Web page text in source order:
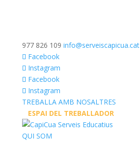
977 826 109 info@serveiscapicua.cat
Facebook
Instagram
Facebook
Instagram
TREBALLA AMB NOSALTRES
ESPAI DEL TREBALLADOR__
QUI SOM